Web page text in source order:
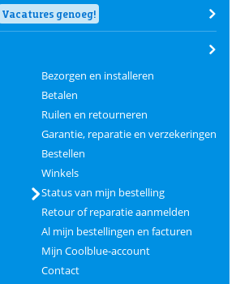
Vacatures genoeg!
Bezorgen en installeren
Betalen
Ruilen en retourneren
Garantie, reparatie en verzekeringen
Bestellen
Winkels
Status van mijn bestelling
Retour of reparatie aanmelden
Al mijn bestellingen en facturen
Mijn Coolblue-account
Contact